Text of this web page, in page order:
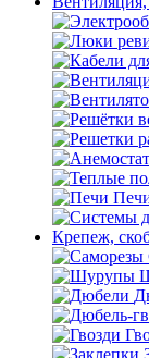
Крепеж,